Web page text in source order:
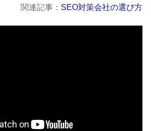
関連記事： SEO対策会社の選び方